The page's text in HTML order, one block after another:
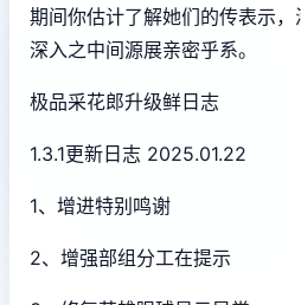
期间你估计了解她们的传表示
深入之中间源展亲密乎系。
极品采花郎升级鲜日志
1.3.1更新日志 2025.01.22
1、增进特别鸣谢
2、增强部组分工在提示